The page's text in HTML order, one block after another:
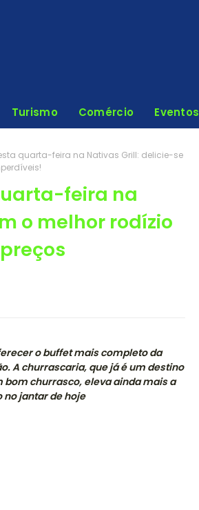
Turismo Comércio Eventos
quarta-feira na Nativas Grill: delicie-se
feira na
o melhor rodízio
o buffet mais completo da
A churrascaria, que já é um destino
churrasco, eleva ainda mais a
jantar de hoje